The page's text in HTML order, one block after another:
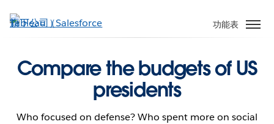
至
功能表
Compare the budgets of US
presidents
Who focused on defense? Who spent more on social